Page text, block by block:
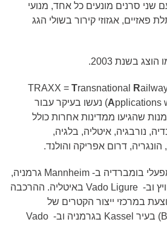
שני סרנים מונעים כל אחד, מנועי
פאזיים, אגזוזי קירור בשולי הגג
הוצג בשנת 2003.
TRAXX = Transnational R
Applications
) ​​נעשו בעיקר עבור
שהגיעו ממדינות אחרות כולל
נורבגיה, איטליה, בלגיה,
דרום אפריקה והולנד.
בומברדיה ב- Mannheim גרמניה,
וב- Vado Ligure באיטליה. ההרכבה
במרכזי ייצור הקטרים של
) בעיר Kassel בגרמניה וב- Vado